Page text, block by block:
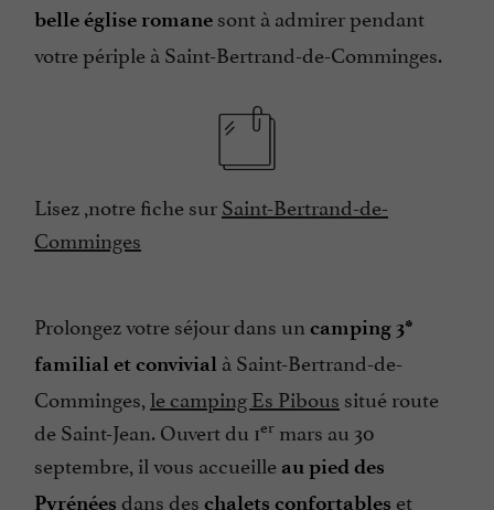
belle église romane sont à admirer pendant
votre périple à Saint-Bertrand-de-Comminges.
Lisez ,notre fiche surSaint-Bertrand-de-
Comminges
Prolongez votre séjour dans un camping 3*
familial et convivial à Saint-Bertrand-de-
Comminges, le camping Es Pibous situé route
de Saint-Jean. Ouvert du 1er mars au 30
septembre, il vous accueille au pied des
Pyrénées dans des chalets confortables et